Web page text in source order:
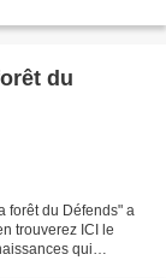
du
forêt du Défends" a
trouverez ICI le
qui